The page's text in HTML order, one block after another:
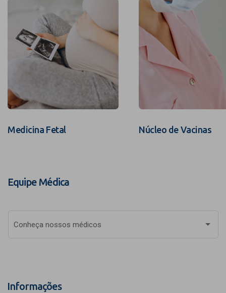
Medicina Fetal Núcleo de Vacinas
Equipe Médica
Conheça nossos médicos
Informações